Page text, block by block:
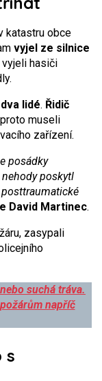
katastru obce
vyjel ze silnice
hasiči
dva lidé. Řidič
museli
zařízení.
posádky
poskytl
David Martinec.
zasypali
suchá tráva.
napříč
s